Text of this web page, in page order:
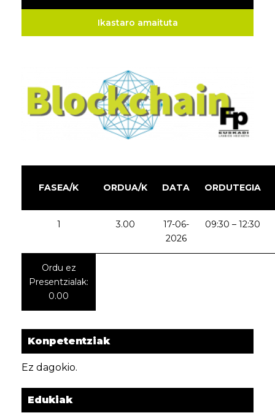
Ikastaro amaituta
FASEA/K ORDUA/K DATA ORDUTEGIA
1 3.00
17-06-
2026
09:30 – 12:30
Ordu ez
Presentzialak:
0.00
Konpetentziak
Ez dagokio.
Edukiak